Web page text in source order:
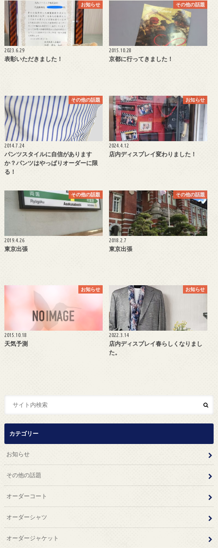
お知らせ
2023.6.29
表彰いただきました！
その他の話題
2015.10.28
京都に行ってきました！
その他の話題
2014.7.24
パンツスタイルに自信があります
か？パンツはやっぱりオーダーに限
る！
お知らせ
2024.4.12
店内ディスプレイ変わりました！
その他の話題
2019.4.26
東京出張
その他の話題
2018.2.7
東京出張
お知らせ
2015.10.18
天気予測
お知らせ
2022.3.14
店内ディスプレイ春らしくなりまし
た。
カテゴリー
お知らせ
その他の話題
オーダーコート
オーダーシャツ
オーダージャケット